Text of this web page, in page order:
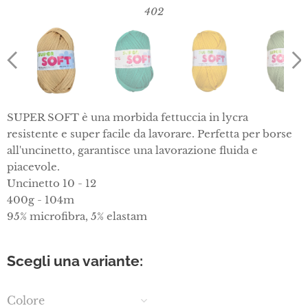
402
SUPER SOFT è una morbida fettuccia in lycra
resistente e super facile da lavorare. Perfetta per borse
all'uncinetto, garantisce una lavorazione fluida e
piacevole.
Uncinetto 10 - 12
400g - 104m
95% microfibra, 5% elastam
Scegli una variante:
Colore